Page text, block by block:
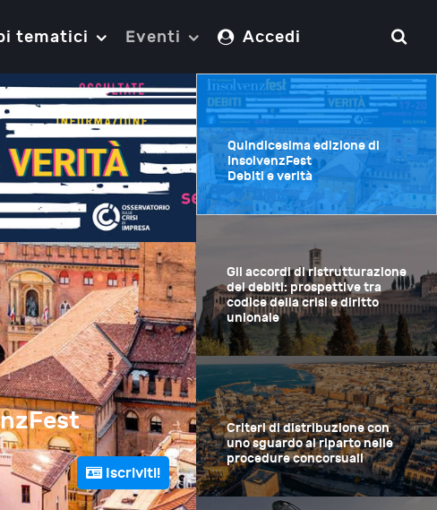
tematici Eventi Accedi
Iscriviti!
debiti:
diritto
Criteri di
riparto nelle
Bari 26-27 Giugno 2026
Quindicesima edizione di
InsolvenzFest
Debiti e verità
ristrutturazione dei debiti:
prospettive tra codice della
crisi e diritto unionale
Criteri di distribuzione con
uno sguardo al riparto nelle
procedure concorsuali